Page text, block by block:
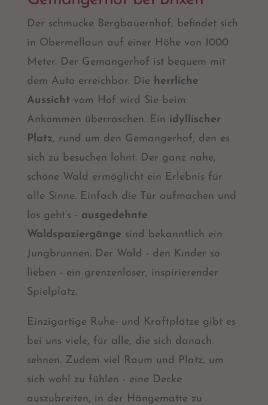
Der schmucke Bergbauernhof, befindet sich
in Obermellaun auf einer Höhe von 1000
Meter. Der Gemangerhof ist bequem mit
dem Auto erreichbar. Die herrliche
Aussicht vom Hof wird Sie beim
Ankommen überraschen. Ein idyllischer
Platz, rund um den Gemangerhof, den es
sich zu besuchen lohnt. Der ganz nahe,
schöne Wald ermöglicht ein Erlebnis für
alle Sinne. Einfach die Tür aufmachen und
los geht’s - ausgedehnte
Waldspaziergänge sind bekanntlich ein
Jungbrunnen. Der Wald - den Kinder so
lieben - ein grenzenloser, inspirierender
Spielplatz.
Einzigartige Ruhe- und Kraftplätze gibt es
bei uns viele, für alle, die sich danach
sehnen. Zudem viel Raum und Platz, um
sich wohl zu fühlen - eine Decke
auszubreiten, in der Hängematte zu